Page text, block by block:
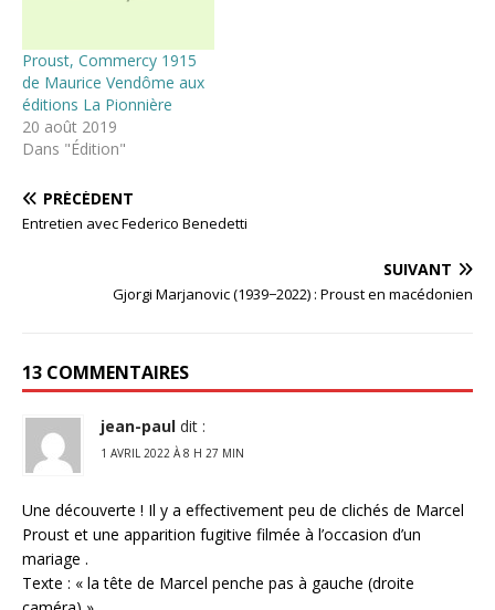
Proust, Commercy 1915
de Maurice Vendôme aux
éditions La Pionnière
20 août 2019
Dans "Édition"
PRÉCÉDENT
Entretien avec Federico Benedetti
SUIVANT
Gjorgi Marjanovic (1939−2022) : Proust en macédonien
13 COMMENTAIRES
jean-paul dit :
1 AVRIL 2022 À 8 H 27 MIN
Une découverte ! Il y a effectivement peu de clichés de Marcel
Proust et une apparition fugitive filmée à l’occasion d’un
mariage .
Texte : « la tête de Marcel penche pas à gauche (droite